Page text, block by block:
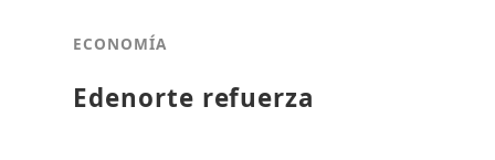
ECONOMÍA
Edenorte refuerza